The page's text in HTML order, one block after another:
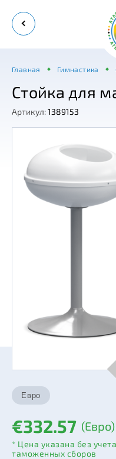
Главная Гимнастика
Артикул:1389153
Стойка для
€332.57 (Евро)
* Цена указана без
таможенных сборов